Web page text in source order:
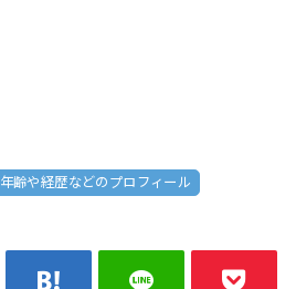
年齢や経歴などのプロフィール